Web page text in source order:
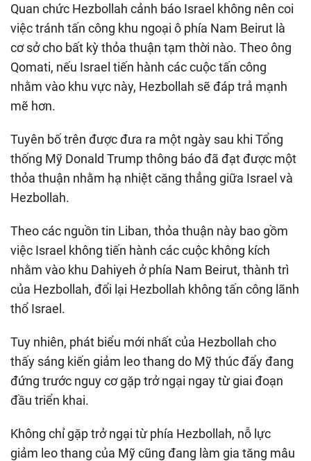
Quan chức Hezbollah cảnh báo Israel không nên coi
việc tránh tấn công khu ngoại ô phía Nam Beirut là
cơ sở cho bất kỳ thỏa thuận tạm thời nào. Theo ông
Qomati, nếu Israel tiến hành các cuộc tấn công
nhằm vào khu vực này, Hezbollah sẽ đáp trả mạnh
mẽ hơn.
Tuyên bố trên được đưa ra một ngày sau khi Tổng
thống Mỹ Donald Trump thông báo đã đạt được một
thỏa thuận nhằm hạ nhiệt căng thẳng giữa Israel và
Hezbollah.
Theo các nguồn tin Liban, thỏa thuận này bao gồm
việc Israel không tiến hành các cuộc không kích
nhằm vào khu Dahiyeh ở phía Nam Beirut, thành trì
của Hezbollah, đổi lại Hezbollah không tấn công lãnh
thổ Israel.
Tuy nhiên, phát biểu mới nhất của Hezbollah cho
thấy sáng kiến giảm leo thang do Mỹ thúc đẩy đang
đứng trước nguy cơ gặp trở ngại ngay từ giai đoạn
đầu triển khai.
Không chỉ gặp trở ngại từ phía Hezbollah, nỗ lực
giảm leo thang của Mỹ cũng đang làm gia tăng mâu